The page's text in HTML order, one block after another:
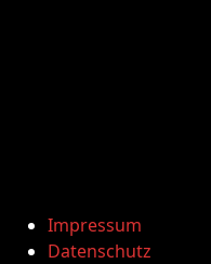
Impressum
Datenschutz